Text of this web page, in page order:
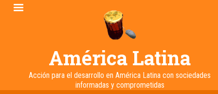
Pasar
América Latina
Acción para el desarrollo en América Latina con sociedades
informadas y comprometidas